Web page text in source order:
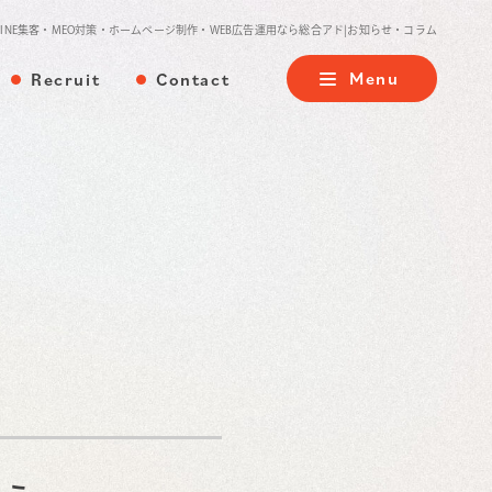
集客・MEO対策・ホームページ制作・WEB広告運用なら総合アド|お知らせ・コラム
Recruit Contact
Menu
Menu